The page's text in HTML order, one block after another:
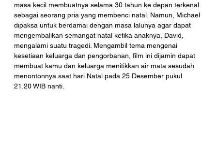
masa kecil membuatnya selama 30 tahun ke depan terkenal
sebagai seorang pria yang membenci natal. Namun, Michael
dipaksa untuk berdamai dengan masa lalunya agar dapat
mengembalikan semangat natal ketika anaknya, David,
mengalami suatu tragedi. Mengambil tema mengenai
kesetiaan keluarga dan pengorbanan, film ini dijamin dapat
membuat kamu dan keluarga menitikkan air mata sesudah
menontonnya saat hari Natal pada 25 Desember pukul
21.20 WIB nanti.